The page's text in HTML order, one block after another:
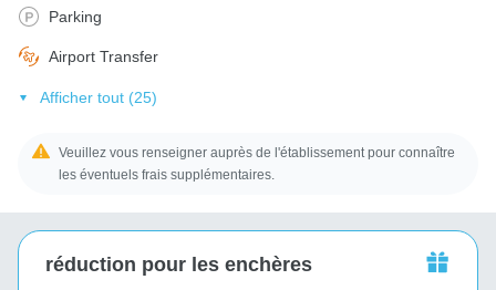
Parking
Airport Transfer
Afficher tout (25)
Veuillez vous renseigner auprès de l'établissement pour connaître
les éventuels frais supplémentaires.
réduction pour les enchères